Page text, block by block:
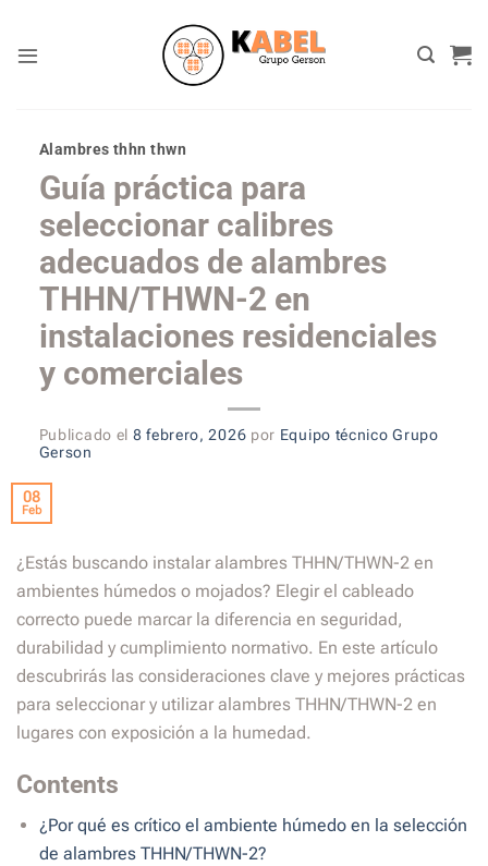
content
Alambres thhn thwn
Guía práctica para
seleccionar calibres
adecuados de alambres
THHN/THWN-2 en
instalaciones residenciales
y comerciales
Publicado el 8 febrero, 2026 por Equipo técnico Grupo
Gerson
08
Feb
¿Estás buscando instalar alambres THHN/THWN-2 en
ambientes húmedos o mojados? Elegir el cableado
correcto puede marcar la diferencia en seguridad,
durabilidad y cumplimiento normativo. En este artículo
descubrirás las consideraciones clave y mejores prácticas
para seleccionar y utilizar alambres THHN/THWN-2 en
lugares con exposición a la humedad.
Contents
¿Por qué es crítico el ambiente húmedo en la selección
de alambres THHN/THWN-2?